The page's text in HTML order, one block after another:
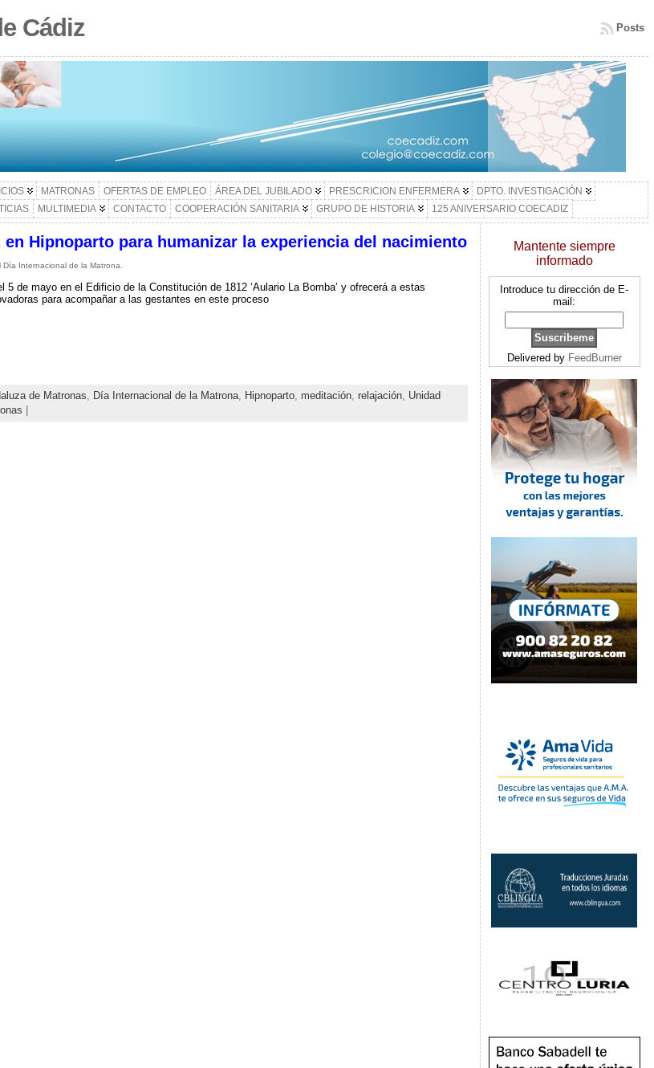
Cádiz Posts
MATRONAS OFERTAS DE EMPLEO ÁREA DEL JUBILADO PRESCRICION ENFERMERA
DPTO. INVESTIGACIÓN
MULTIMEDIA CONTACTO COOPERACIÓN SANITARIA GRUPO DE HISTORIA 125 ANIVERSARIO COECADIZ
Hipnoparto para humanizar la experiencia del nacimiento
Internacional de la Matrona.
5 de mayo en el Edificio de la Constitución de 1812 ‘Aulario La Bomba’ y ofrecerá a estas
para acompañar a las gestantes en este proceso
de Matronas, Día Internacional de la Matrona, Hipnoparto, meditación, relajación, Unidad
Mantente siempre
informado
Introduce tu dirección de E-
mail:
Delivered by FeedBurner